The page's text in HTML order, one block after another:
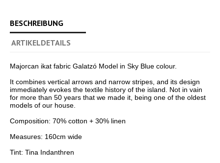
BESCHREIBUNG
ARTIKELDETAILS
Majorcan ikat fabric Galatzó Model in Sky Blue colour.
It combines vertical arrows and narrow stripes, and its design
immediately evokes the textile history of the island. Not in vain
for more than 50 years that we made it, being one of the oldest
models of our house.
Composition: 70% cotton + 30% linen
Measures: 160cm wide
Tint: Tina Indanthren